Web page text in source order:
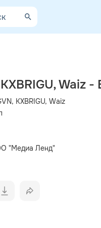
Waiz
KXBRIGU, Waiz
"Медиа Ленд"